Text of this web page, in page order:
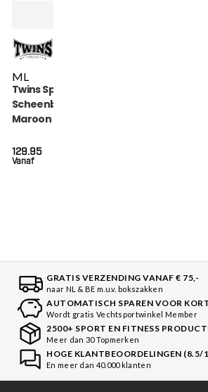
ML
Twins Special
Scheenbeschermers
Maroon (SGL 7
Vanaf
129.95
GRATIS VERZENDING VANAF € 75,-
naar NL & BE m.u.v. bokszakken
AUTOMATISCH SPAREN VOOR
Wordt gratis Vechtsportwinkel Member
2500+ SPORT EN FITNESS
Meer dan 30 Topmerken
HOGE KLANTBEOORDELINGEN (8.5/
En meer dan 40.000 klanten